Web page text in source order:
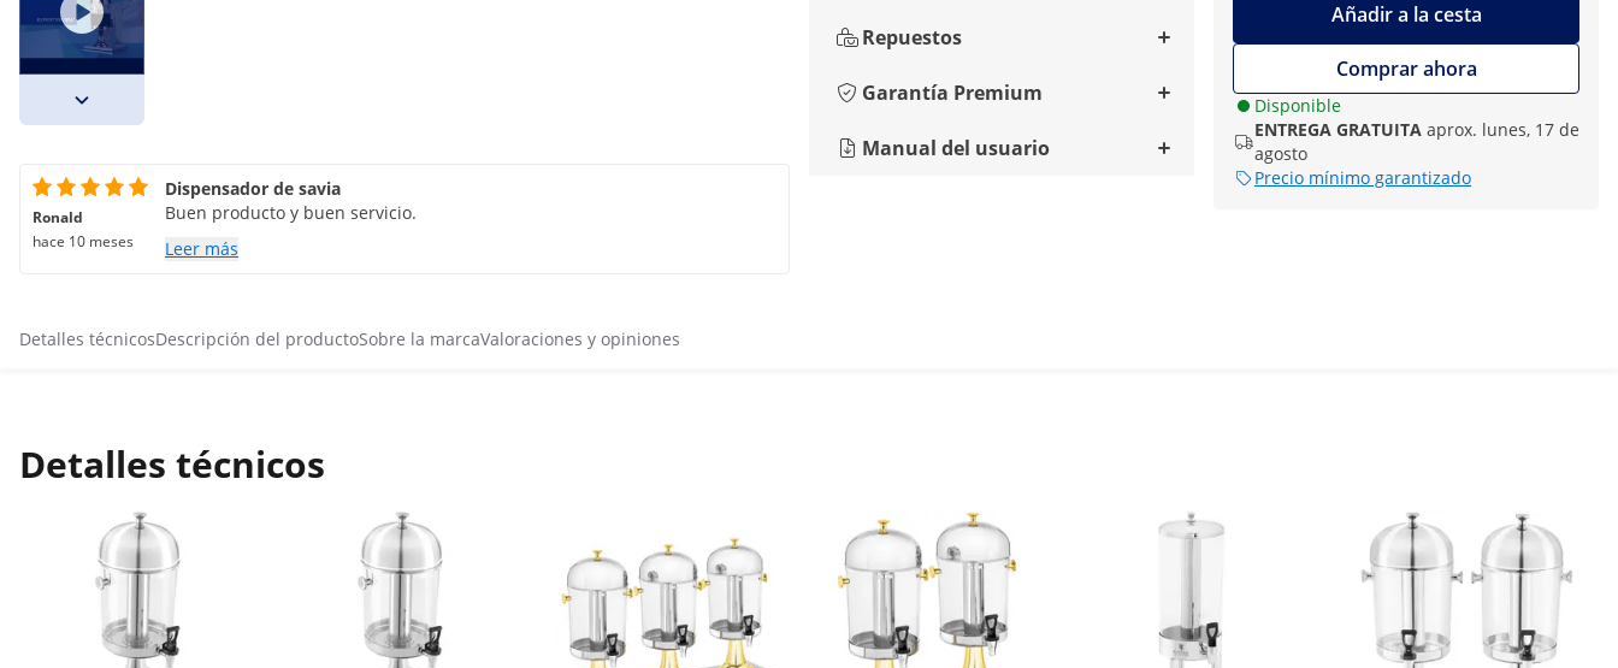
Añadir a la cesta
Comprar ahora
Disponible
ENTREGA GRATUITA aprox. lunes, 17 de
agosto
Precio mínimo garantizado
Repuestos
Garantía Premium
Manual del usuario
Ronald
hace 10 meses
Dispensador de savia
Buen producto y buen servicio.
Leer más
Detalles técnicosDescripción del productoSobre la marcaValoraciones y opiniones
Detalles técnicos